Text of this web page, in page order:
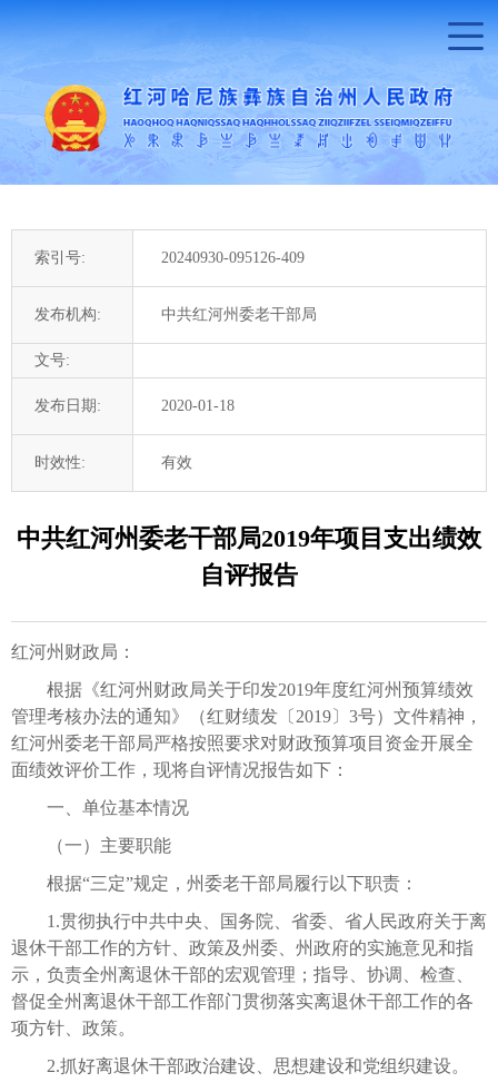
索引号: 20240930-095126-409
发布机构: 中共红河州委老干部局
文号:
发布日期: 2020-01-18
时效性: 有效
中共红河州委老干部局2019年项目支出绩效
自评报告
红河州财政局：
根据《红河州财政局关于印发2019年度红河州预算绩效
管理考核办法的通知》（红财绩发〔2019〕3号）文件精神，
红河州委老干部局严格按照要求对财政预算项目资金开展全
面绩效评价工作，现将自评情况报告如下：
一、单位基本情况
（一）主要职能
根据“三定”规定，州委老干部局履行以下职责：
1.贯彻执行中共中央、国务院、省委、省人民政府关于离
退休干部工作的方针、政策及州委、州政府的实施意见和指
示，负责全州离退休干部的宏观管理；指导、协调、检查、
督促全州离退休干部工作部门贯彻落实离退休干部工作的各
项方针、政策。
2.抓好离退休干部政治建设、思想建设和党组织建设。